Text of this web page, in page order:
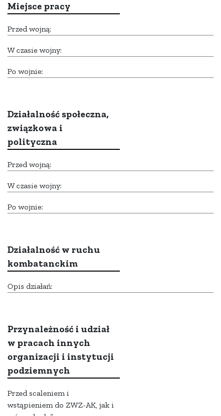
Miejsce pracy
Przed wojną:
W czasie wojny:
Po wojnie:
Działalność społeczna,
związkowa i
polityczna
Przed wojną:
W czasie wojny:
Po wojnie:
Działalność w ruchu
kombatanckim
Opis działań:
Przynależność i udział
w pracach innych
organizacji i instytucji
podziemnych
Przed scaleniem i
wstąpieniem do ZWZ-AK, jak i